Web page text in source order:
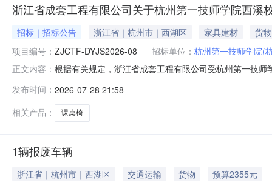
浙江省成套工程有限公司关于杭州第一技师学院西溪
招标｜招标公告 浙江省｜杭州市｜西湖区 家具建材
货物
项目编号： ZJCTF-DYJS2026-08 招标单位： 杭州第一技师学院(
正文内容： 根据有关规定，浙江省成套工程有限公司受杭州第一技
求：西溪校区学生课桌椅购置项目，具体要求以采购文
否。二、申请人的资
发布时间： 2026-07-28 21:58
相关产品：
课桌椅
1辆报废车辆
浙江省｜杭州市｜西湖区 交通运输 货物
预算2355元